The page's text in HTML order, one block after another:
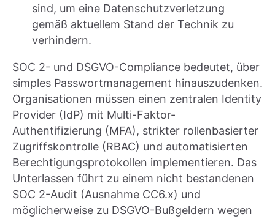
sind, um eine Datenschutzverletzung
gemäß aktuellem Stand der Technik zu
verhindern.
SOC 2- und DSGVO-Compliance bedeutet, über
simples Passwortmanagement hinauszudenken.
Organisationen müssen einen zentralen Identity
Provider (IdP) mit Multi-Faktor-
Authentifizierung (MFA), strikter rollenbasierter
Zugriffskontrolle (RBAC) und automatisierten
Berechtigungsprotokollen implementieren. Das
Unterlassen führt zu einem nicht bestandenen
SOC 2-Audit (Ausnahme CC6.x) und
möglicherweise zu DSGVO-Bußgeldern wegen